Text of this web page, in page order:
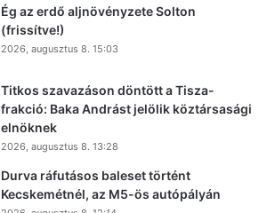
Ég az erdő aljnövényzete Solton
(frissítve!)
2026, augusztus 8. 15:03
Titkos szavazáson döntött a Tisza-
frakció: Baka Andrást jelölik köztársasági
elnöknek
2026, augusztus 8. 13:28
Durva ráfutásos baleset történt
Kecskemétnél, az M5-ös autópályán